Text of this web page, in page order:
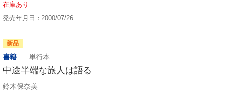
在庫あり
発売年月日：2000/07/26
新品
書籍 単行本
中途半端な旅人は語る
鈴木保奈美